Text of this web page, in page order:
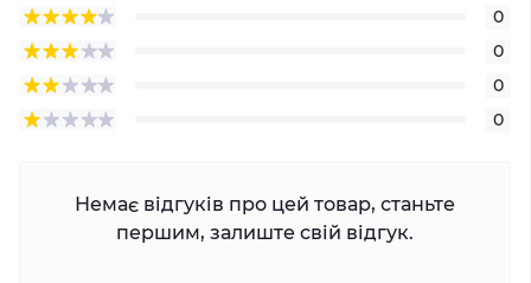
0
0
0
0
Немає відгуків про цей товар, станьте
першим, залиште свій відгук.